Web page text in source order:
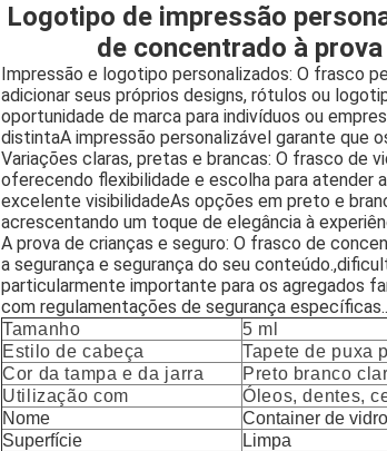
Logotipo de impressão
de concentrado à
Impressão e logotipo personalizados: O frasco
adicionar seus próprios designs, rótulos ou
oportunidade de marca para indivíduos ou
distintaA impressão personalizável garante que
Variações claras, pretas e brancas: O frasco de
oferecendo flexibilidade e escolha para atender
excelente visibilidadeAs opções em preto e
acrescentando um toque de elegância à
A prova de crianças e seguro: O frasco de
a segurança e segurança do seu
particularmente importante para os agregados
com regulamentações de segurança específicas..
Tamanho
5 ml
Estilo de cabeça
Tapete de puxa
Cor da tampa e da jarra
Preto branco
Utilização com
Óleos, dentes,
Nome
Container de
Superfície
Limpa